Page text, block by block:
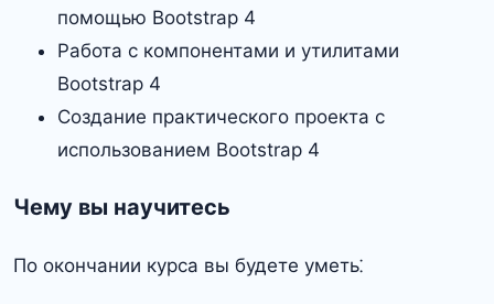
помощью Bootstrap 4
Работа с компонентами и утилитами
Bootstrap 4
Создание практического проекта с
использованием Bootstrap 4
Чему вы научитесь
По окончании курса вы будете уметь⁚